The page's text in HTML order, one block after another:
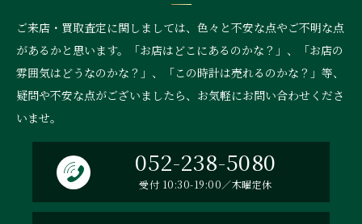
ご来店・買取査定に関しましては、色々と不安な点やご不明な点
があるかと思います。「お店はどこにあるのかな？」、
「お店の
雰囲気はどうなのかな？」、「この時計は売れるのかな？」等、
疑問や不安な点がございましたら、お気軽にお問い合わせくださ
いませ。
052-238-5080
受付 10:30-19:00／木曜定休